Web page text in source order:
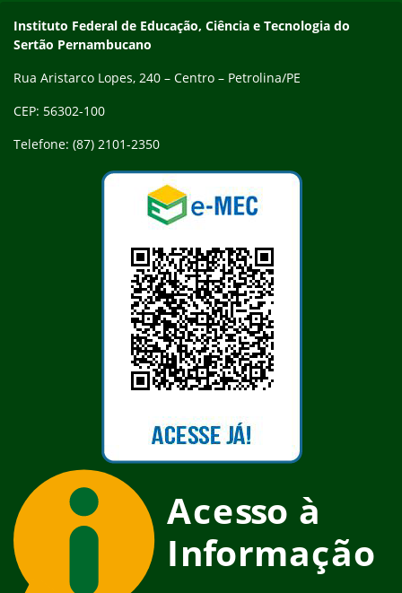
Endereço
Instituto Federal de Educação, Ciência e Tecnologia do
Sertão Pernambucano
Rua Aristarco Lopes, 240 – Centro – Petrolina/PE
CEP: 56302-100
Telefone: (87) 2101-2350